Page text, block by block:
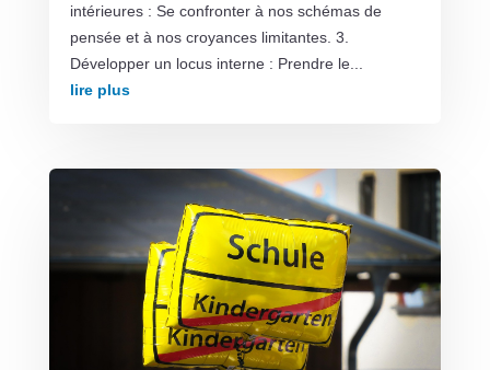
intérieures : Se confronter à nos schémas de
pensée et à nos croyances limitantes. 3.
Développer un locus interne : Prendre le...
lire plus